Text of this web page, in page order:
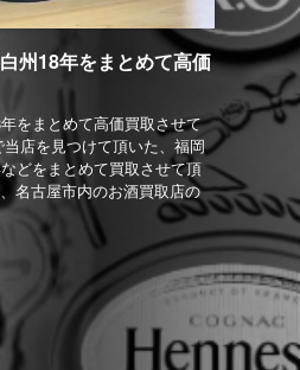
州18年をまとめて高価
をまとめて高価買取させて
店を見つけて頂いた、福岡
どをまとめて買取させて頂
名古屋市内のお酒買取店の